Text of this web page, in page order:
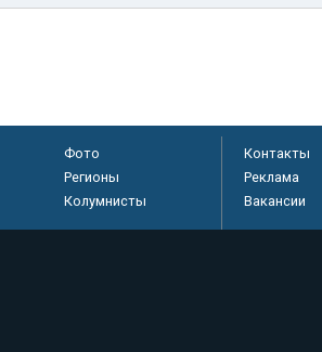
Фото
Регионы
Колумнисты
Контакты
Реклама
Вакансии